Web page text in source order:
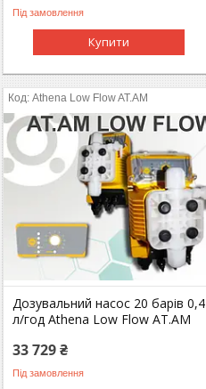
Під замовлення
Купити
Athena Low Flow AT.AM
Дозувальний насос 20 барів 0,4
л/год Athena Low Flow AT.AM
33 729 ₴
Під замовлення